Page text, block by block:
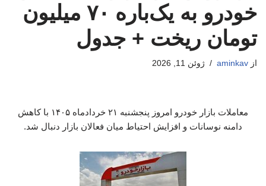
خودرو به یک‌باره ۷۰ میلیون
تومان ریخت + جدول
از aminkav ژوئن 11, 2026
معاملات بازار خودرو امروز پنجشنبه ۲۱ خردادماه ۱۴۰۵ با کاهش
دامنه نوسانات و افزایش احتیاط میان فعالان بازار دنبال شد.